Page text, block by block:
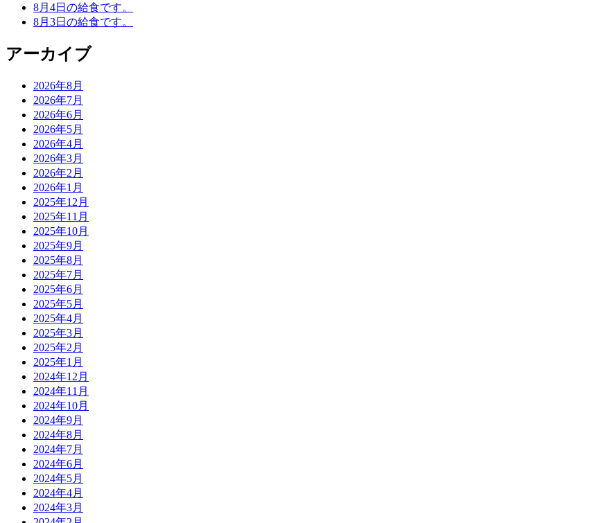
8月4日の給食です。
8月3日の給食です。
アーカイブ
2026年8月
2026年7月
2026年6月
2026年5月
2026年4月
2026年3月
2026年2月
2026年1月
2025年12月
2025年11月
2025年10月
2025年9月
2025年8月
2025年7月
2025年6月
2025年5月
2025年4月
2025年3月
2025年2月
2025年1月
2024年12月
2024年11月
2024年10月
2024年9月
2024年8月
2024年7月
2024年6月
2024年5月
2024年4月
2024年3月